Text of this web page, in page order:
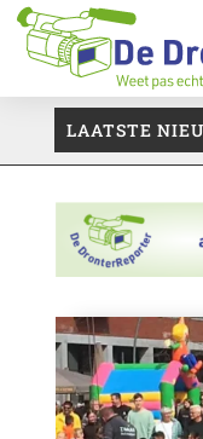
LAATSTE
ook nog wel even